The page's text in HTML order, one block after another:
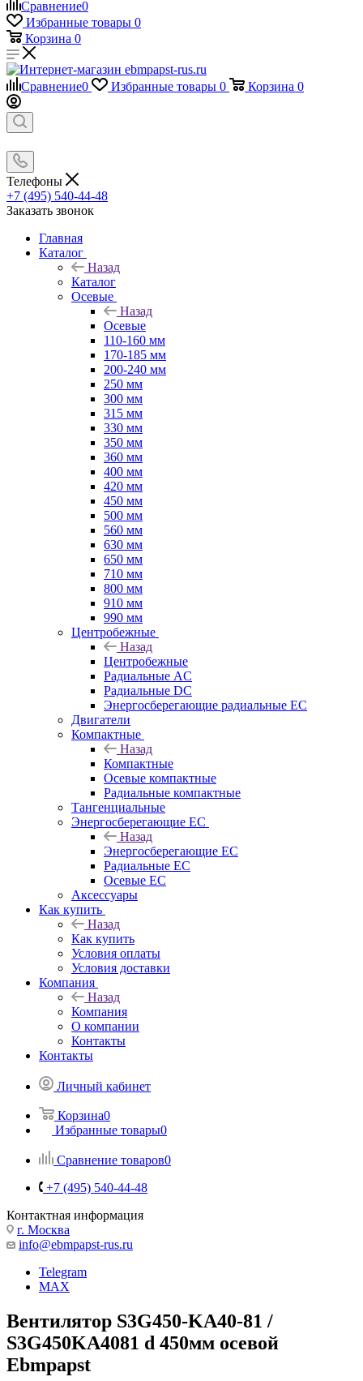
Сравнение0
Избранные товары 0
Корзина 0
Сравнение0 Избранные товары 0 Корзина 0
Телефоны
+7 (495) 540-44-48
Заказать звонок
Главная
Каталог
Назад
Каталог
Осевые
Назад
Осевые
110-160 мм
170-185 мм
200-240 мм
250 мм
300 мм
315 мм
330 мм
350 мм
360 мм
400 мм
420 мм
450 мм
500 мм
560 мм
630 мм
650 мм
710 мм
800 мм
910 мм
990 мм
Центробежные
Назад
Центробежные
Радиальные AC
Радиальные DC
Энергосберегающие радиальные EC
Двигатели
Компактные
Назад
Компактные
Осевые компактные
Радиальные компактные
Тангенциальные
Энергосберегающие EC
Назад
Энергосберегающие EC
Радиальные EC
Осевые EC
Аксессуары
Как купить
Назад
Как купить
Условия оплаты
Условия доставки
Компания
Назад
Компания
О компании
Контакты
Контакты
Личный кабинет
Корзина0
Избранные товары0
Сравнение товаров0
+7 (495) 540-44-48
Контактная информация
г. Москва
info@ebmpapst-rus.ru
Telegram
MAX
Вентилятор S3G450-KA40-81 /
S3G450KA4081 d 450мм осевой
Ebmpapst